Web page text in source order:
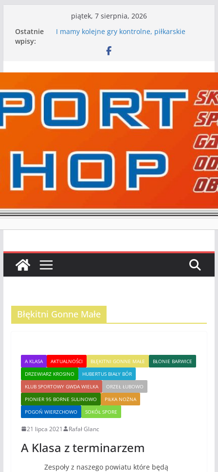
treści
piątek, 7 sierpnia, 2026
Ostatnie
wpisy:
I mamy kolejne gry kontrolne, piłkarskie
Mecz o wygraną w I Edycji Lidze Szóstek Piłki
Nasze piłkarskie zespoły w toku przygotowań
Kolejne gry kontrolne naszych piłkarskich
zespołów za nami
WKS wygrywa pierwszą edycję Ligi Szóstek w
Gwdzie Wielkiej
Błękitni Gonne Małe
A KLASA AKTUALNOŚCI BŁĘKITNI GONNE MAŁE
BŁONIE BARWICE
DRZEWIARZ KROSINO
HUBERTUS BIAŁY BÓR
KLUB SPORTOWY GWDA WIELKA
ORZEŁ ŁUBOWO
PIONIER 95 BORNE SULINOWO
PIŁKA NOŻNA
POGOŃ WIERZCHOWO
SOKÓŁ SPORE
21 lipca 2021 Rafał Glanc
A Klasa z terminarzem
Zespoły z naszego powiatu które będą